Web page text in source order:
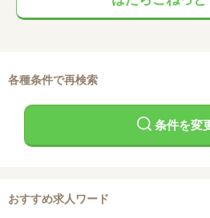
各種条件で再検索
条件を変
おすすめ求人ワード